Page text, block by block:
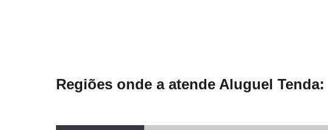
Regiões onde a atende Aluguel Tenda: